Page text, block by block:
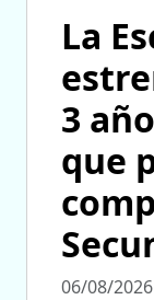
La
3
que
06/08/